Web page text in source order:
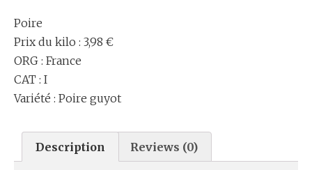
Poire
Prix du kilo : 3,98 €
ORG : France
CAT : I
Variété : Poire guyot
Description Reviews (0)